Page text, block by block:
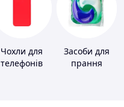
Чохли для
телефонів
Засоби для
прання